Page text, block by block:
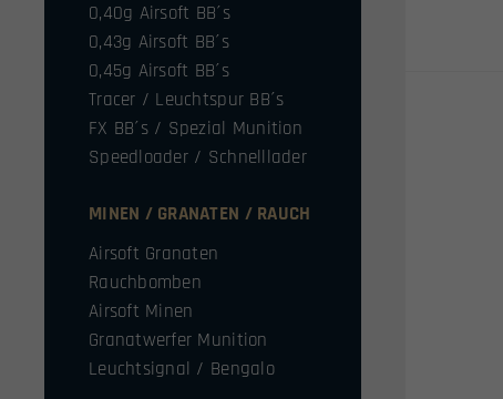
0,40g Airsoft BB´s
0,43g Airsoft BB´s
0,45g Airsoft BB´s
Tracer / Leuchtspur BB´s
FX BB´s / Spezial Munition
Speedloader / Schnelllader
MINEN / GRANATEN / RAUCH
Airsoft Granaten
Rauchbomben
Airsoft Minen
Granatwerfer Munition
Leuchtsignal / Bengalo